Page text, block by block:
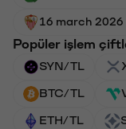
16 march 2026
Popüler işlem
SYN/TL
BTC/TL
ETH/TL